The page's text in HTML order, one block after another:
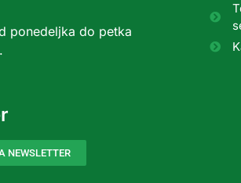
ponedeljka do petka
NEWSLETTER